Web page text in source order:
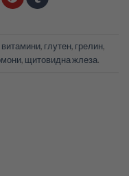
витамини, глутен, грелин,
, щитовидна жлеза.